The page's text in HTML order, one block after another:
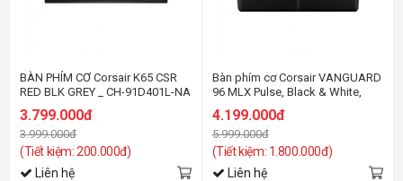
BÀN PHÍM CƠ Corsair K65 CSR
RED BLK GREY _ CH-91D401L-NA
3.799.000đ
3.999.000đ
(Tiết kiệm: 200.000đ)
Liên hệ
Bàn phím cơ Corsair VANGUARD
96 MLX Pulse, Black & White,
4.199.000đ
5.999.000đ
(Tiết kiệm: 1.800.000đ)
Liên hệ